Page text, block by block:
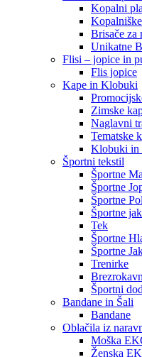
Kopalni
Brisače za
Unikatne
Flisi – jopice in
Flis jopice
Kape in Klobuki
Zimske
Naglavni
Tematske
Klobuki in
Športni tekstil
Športne
Športne
Športne
Športne
Tek
Športne
Športne
Trenirke
Športni
Bandane in Šali
Bandane
Oblačila iz
Moška
Ženska